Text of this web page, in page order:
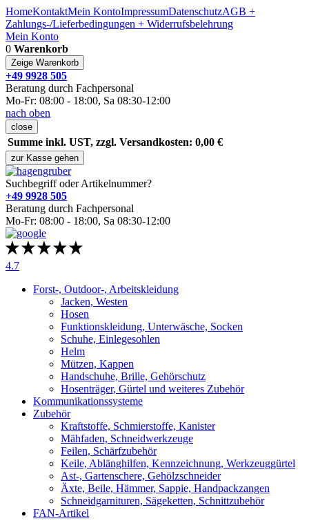
HomeKontaktMein KontoImpressumDatenschutzAGB +
Zahlungs-/Lieferbedingungen + Widerrufsbelehrung
Mein Konto
0 Warenkorb
Zeige Warenkorb
+49 9928 505
Beratung durch Fachpersonal
Mo-Fr: 08:00 - 18:00, Sa 08:30-12:00
nach oben
close
Summe inkl. UST, zzgl. Versandkosten: 0,00 €
zur Kasse gehen
Suchbegriff oder Artikelnummer?
+49 9928 505
Beratung durch Fachpersonal
Mo-Fr: 08:00 - 18:00, Sa 08:30-12:00
4.7
Forst-, Outdoor-, Arbeitskleidung
Jacken, Westen
Hosen
Funktionskleidung, Unterwäsche, Socken
Schuhe, Einlegesohlen
Helm
Mützen, Kappen
Handschuhe, Brille, Gehörschutz
Hosenträger, Gürtel und weiteres Zubehör
Kommunikationssysteme
Zubehör
Kraftstoffe, Schmierstoffe, Kanister
Mähfaden, Schneidwerkzeuge
Feilen, Schärfzubehör
Keile, Ablänghilfen, Kennzeichnung, Werkzeuggürtel
Ast-, Gartenschere, Gehölzschneider
Äxte, Beile, Hämmer, Sappie, Handpackzangen
Schneidgarnituren, Sägeketten, Schnittzubehör
FAN-Artikel